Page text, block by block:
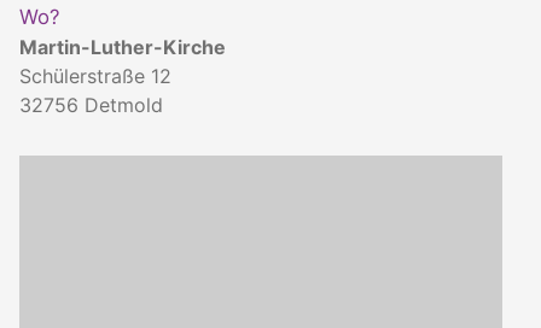
Wo?
Martin-Luther-Kirche
Schülerstraße 12
32756 Detmold